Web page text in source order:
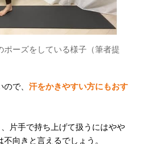
ポーズをしている様子（筆者提
で、 汗をかきやすい方にもおす
片手で持ち上げて扱うにはやや
向きと言えるでしょう。